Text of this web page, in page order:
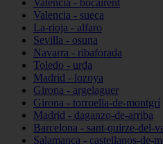
Valencia - bocairent
Valencia - sueca
La-rioja - alfaro
Sevilla - osuna
Navarra - ribaforada
Toledo - urda
Madrid - lozoya
Girona - argelaguer
Girona - torroella-de-montgrí
Madrid - daganzo-de-arriba
Barcelona - sant-quirze-del-
Salamanca - castellanos-de-